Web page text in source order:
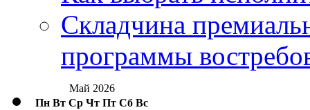
Складчина
программы
Май 2026
Пн Вт Ср Чт Пт Сб Вс